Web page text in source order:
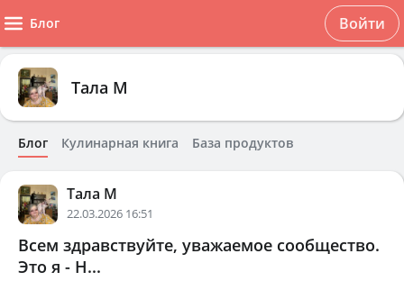
Блог Войти
Тала М
Блог Кулинарная книга База продуктов
Тала М
22.03.2026 16:51
Всем здравствуйте, уважаемое сообщество.
Это я - Н...